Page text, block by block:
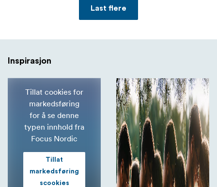
Last flere
Inspirasjon
Tillat cookies for
markedsføring
for å se denne
typen innhold fra
Focus Nordic
Tillat
markedsføring
scookies